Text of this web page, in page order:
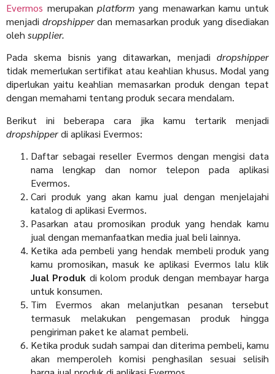
Evermos merupakanplatform yang menawarkan kamu untuk
menjadi dropshipperdan memasarkan produk yang disediakan
oleh supplier.
Pada skema bisnis yang ditawarkan, menjadi dropshipper
tidak memerlukan sertifikat atau keahlian khusus. Modal yang
diperlukan yaitu keahlian memasarkan produk dengan tepat
dengan memahami tentang produk secara mendalam.
Berikut ini beberapa cara jika kamu tertarik menjadi
dropshipperdi aplikasi Evermos:
Daftar sebagai reseller Evermos dengan mengisi data
nama lengkap dan nomor telepon pada aplikasi
Evermos.
Cari produk yang akan kamu jual dengan menjelajahi
katalog di aplikasi Evermos.
Pasarkan atau promosikan produk yang hendak kamu
jual dengan memanfaatkan media jual beli lainnya.
Ketika ada pembeli yang hendak membeli produk yang
kamu promosikan, masuk ke aplikasi Evermos lalu klik
Jual Produk di kolom produk dengan membayar harga
untuk konsumen.
Tim Evermos akan melanjutkan pesanan tersebut
termasuk melakukan pengemasan produk hingga
pengiriman paket ke alamat pembeli.
Ketika produk sudah sampai dan diterima pembeli, kamu
akan memperoleh komisi penghasilan sesuai selisih